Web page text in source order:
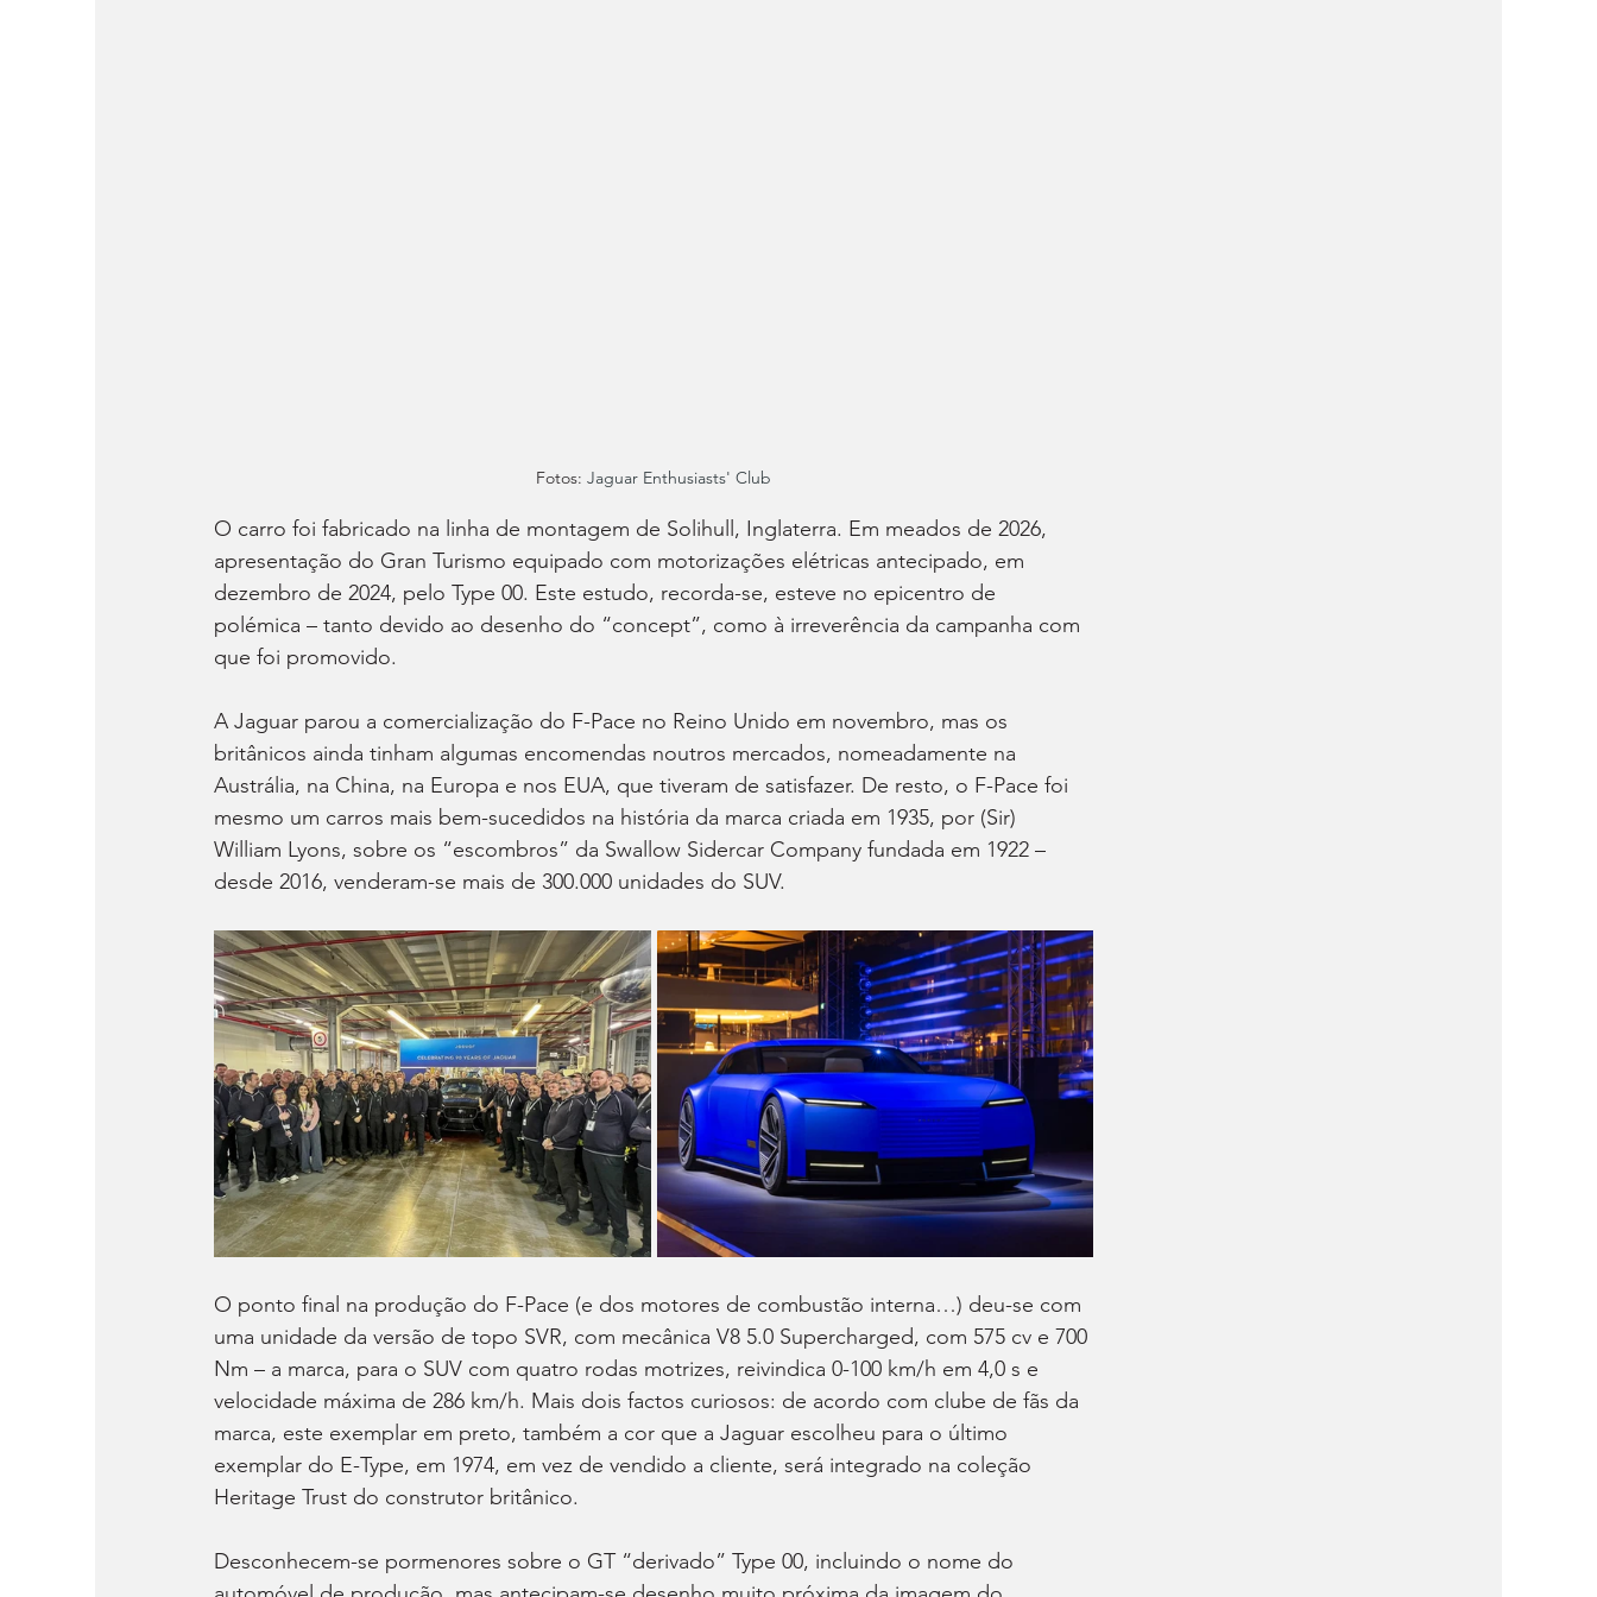
Fotos: Jaguar Enthusiasts' Club
O carro foi fabricado na linha de montagem de Solihull, Inglaterra. Em meados de 2026,
apresentação do Gran Turismo equipado com motorizações elétricas antecipado, em
dezembro de 2024, pelo Type 00. Este estudo, recorda-se, esteve no epicentro de
polémica – tanto devido ao desenho do “concept”, como à irreverência da campanha com
que foi promovido.
A Jaguar parou a comercialização do F-Pace no Reino Unido em novembro, mas os
britânicos ainda tinham algumas encomendas noutros mercados, nomeadamente na
Austrália, na China, na Europa e nos EUA, que tiveram de satisfazer. De resto, o F-Pace foi
mesmo um carros mais bem-sucedidos na história da marca criada em 1935, por (Sir)
William Lyons, sobre os “escombros” da Swallow Sidercar Company fundada em 1922 –
desde 2016, venderam-se mais de 300.000 unidades do SUV.
O ponto final na produção do F-Pace (e dos motores de combustão interna…) deu-se com
uma unidade da versão de topo SVR, com mecânica V8 5.0 Supercharged, com 575 cv e 700
Nm – a marca, para o SUV com quatro rodas motrizes, reivindica 0-100 km/h em 4,0 s e
velocidade máxima de 286 km/h. Mais dois factos curiosos: de acordo com clube de fãs da
marca, este exemplar em preto, também a cor que a Jaguar escolheu para o último
exemplar do E-Type, em 1974, em vez de vendido a cliente, será integrado na coleção
Heritage Trust do construtor britânico.
Desconhecem-se pormenores sobre o GT “derivado” Type 00, incluindo o nome do